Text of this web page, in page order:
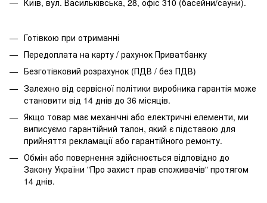
Готівкою при отриманні
Передоплата на карту / рахунок Приватбанку
Безготівковий розрахунок (ПДВ / без ПДВ)
Залежно від сервісної політики виробника гарантія може
становити від 14 днів до 36 місяців.
Якщо товар має механічні або електричні елементи, ми
виписуємо гарантійний талон, який є підставою для
прийняття рекламації або гарантійного ремонту.
Обмін або повернення здійснюється відповідно до
Закону України "Про захист прав споживачів" протягом
14 днів.